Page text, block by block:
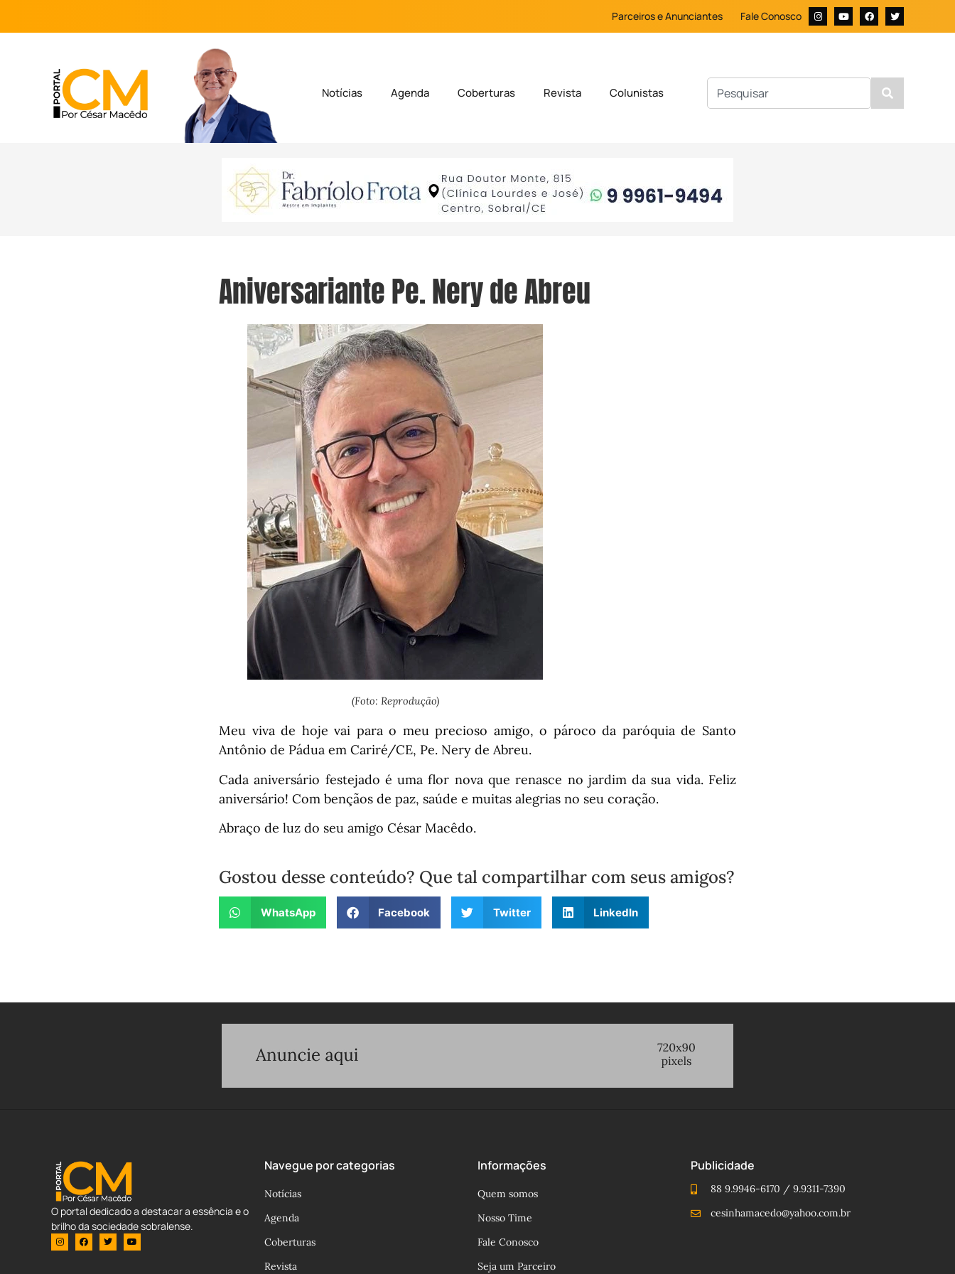
Parceiros e Anunciantes Fale Conosco
Notícias Agenda Coberturas Revista Colunistas
Aniversariante Pe. Nery de Abreu
(Foto: Reprodução)
Meu viva de hoje vai para o meu precioso amigo, o pároco da paróquia de Santo
Antônio de Pádua em Cariré/CE, Pe. Nery de Abreu.
Cada aniversário festejado é uma flor nova que renasce no jardim da sua vida. Feliz
aniversário! Com bençãos de paz, saúde e muitas alegrias no seu coração.
Abraço de luz do seu amigo César Macêdo.
Gostou desse conteúdo? Que tal compartilhar com seus amigos?
WhatsApp Facebook Twitter LinkedIn
O portal dedicado a destacar a essência e o
brilho da sociedade sobralense.
Navegue por categorias
Notícias
Agenda
Coberturas
Revista
Informações
Quem somos
Nosso Time
Fale Conosco
Seja um Parceiro
Publicidade
88 9.9946-6170 / 9.9311-7390
cesinhamacedo@yahoo.com.br